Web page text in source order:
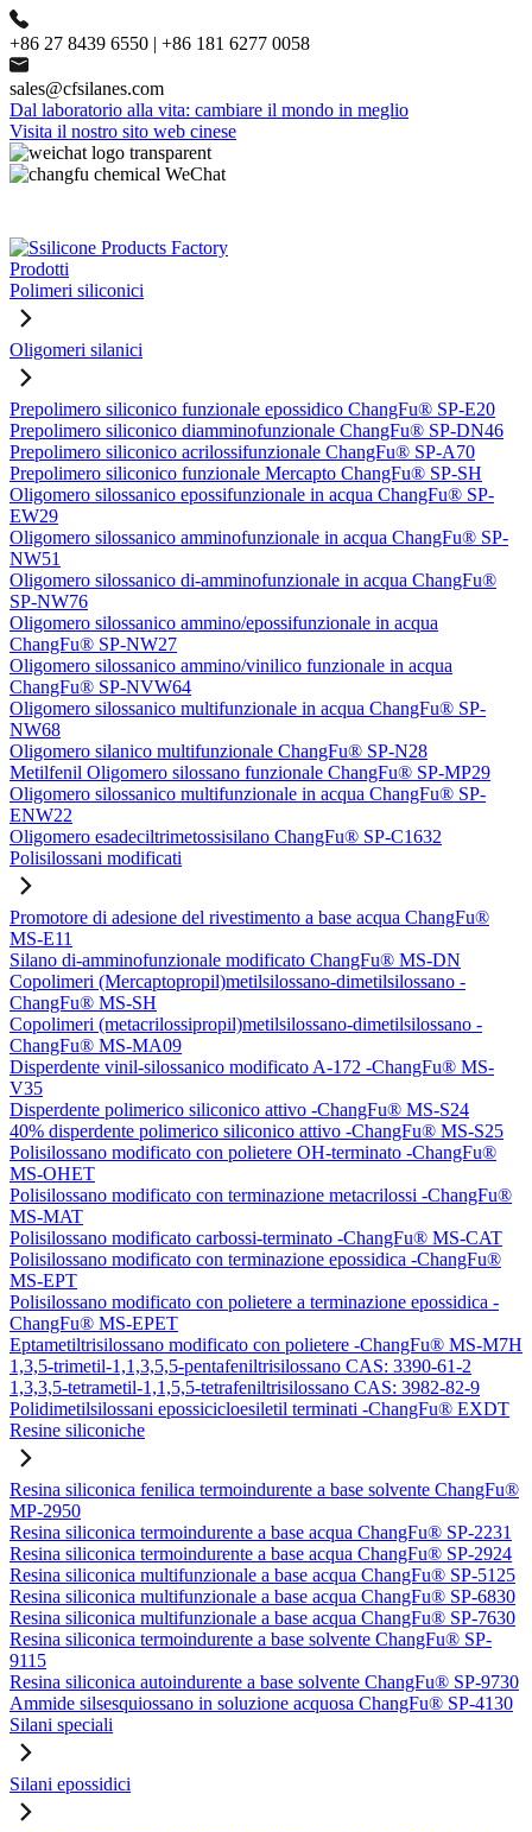
+86 27 8439 6550 | +86 181 6277 0058
sales@cfsilanes.com
Dal laboratorio alla vita: cambiare il mondo in meglio
Visita il nostro sito web cinese
Prodotti
Polimeri siliconici
Oligomeri silanici
Prepolimero siliconico funzionale epossidico ChangFu® SP-E20
Prepolimero siliconico diamminofunzionale ChangFu® SP-DN46
Prepolimero siliconico acrilossifunzionale ChangFu® SP-A70
Prepolimero siliconico funzionale Mercapto ChangFu® SP-SH
Oligomero silossanico epossifunzionale in acqua ChangFu® SP-
EW29
Oligomero silossanico amminofunzionale in acqua ChangFu® SP-
NW51
Oligomero silossanico di-amminofunzionale in acqua ChangFu®
SP-NW76
Oligomero silossanico ammino/epossifunzionale in acqua
ChangFu® SP-NW27
Oligomero silossanico ammino/vinilico funzionale in acqua
ChangFu® SP-NVW64
Oligomero silossanico multifunzionale in acqua ChangFu® SP-
NW68
Oligomero silanico multifunzionale ChangFu® SP-N28
Metilfenil Oligomero silossano funzionale ChangFu® SP-MP29
Oligomero silossanico multifunzionale in acqua ChangFu® SP-
ENW22
Oligomero esadeciltrimetossisilano ChangFu® SP-C1632
Polisilossani modificati
Promotore di adesione del rivestimento a base acqua ChangFu®
MS-E11
Silano di-amminofunzionale modificato ChangFu® MS-DN
Copolimeri (Mercaptopropil)metilsilossano-dimetilsilossano -
ChangFu® MS-SH
Copolimeri (metacrilossipropil)metilsilossano-dimetilsilossano -
ChangFu® MS-MA09
Disperdente vinil-silossanico modificato A-172 -ChangFu® MS-
V35
Disperdente polimerico siliconico attivo -ChangFu® MS-S24
40% disperdente polimerico siliconico attivo -ChangFu® MS-S25
Polisilossano modificato con polietere OH-terminato -ChangFu®
MS-OHET
Polisilossano modificato con terminazione metacrilossi -ChangFu®
MS-MAT
Polisilossano modificato carbossi-terminato -ChangFu® MS-CAT
Polisilossano modificato con terminazione epossidica -ChangFu®
MS-EPT
Polisilossano modificato con polietere a terminazione epossidica -
ChangFu® MS-EPET
Eptametiltrisilossano modificato con polietere -ChangFu® MS-M7H
1,3,5-trimetil-1,1,3,5,5-pentafeniltrisilossano CAS: 3390-61-2
1,3,3,5-tetrametil-1,1,5,5-tetrafeniltrisilossano CAS: 3982-82-9
Polidimetilsilossani epossicicloesiletil terminati -ChangFu® EXDT
Resine siliconiche
Resina siliconica fenilica termoindurente a base solvente ChangFu®
MP-2950
Resina siliconica termoindurente a base acqua ChangFu® SP-2231
Resina siliconica termoindurente a base acqua ChangFu® SP-2924
Resina siliconica multifunzionale a base acqua ChangFu® SP-5125
Resina siliconica multifunzionale a base acqua ChangFu® SP-6830
Resina siliconica multifunzionale a base acqua ChangFu® SP-7630
Resina siliconica termoindurente a base solvente ChangFu® SP-
9115
Resina siliconica autoindurente a base solvente ChangFu® SP-9730
Ammide silsesquiossano in soluzione acquosa ChangFu® SP-4130
Silani speciali
Silani epossidici